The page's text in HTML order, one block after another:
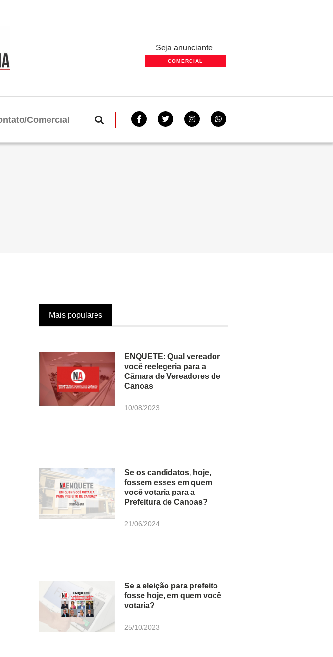
Seja anunciante
COMERCIAL
Comercial
Mais populares
ENQUETE: Qual vereador
você reelegeria para a
Câmara de Vereadores de
Canoas
10/08/2023
Se os candidatos, hoje,
fossem esses em quem
você votaria para a
Prefeitura de Canoas?
21/06/2024
Se a eleição para prefeito
fosse hoje, em quem você
votaria?
25/10/2023